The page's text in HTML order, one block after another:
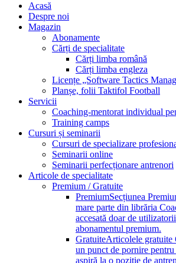
Acasă
Despre noi
Magazin
Abonamente
Cărți de specialitate
Cărți limba română
Cărți limba engleza
Licențe „Software Tactics
Planșe, folii Taktifol Football
Servicii
Coaching-mentorat individual
Training camps
Cursuri și seminarii
Cursuri de specializare
Seminarii online
Seminarii perfecționare antrenori
Articole de specialitate
Premium / Gratuite
PremiumSecțiunea
mare parte din librăria
accesată doar de
abonamentul premium.
GratuiteArticolele gratuite
un punct de pornire pentru
aspiră la o poziție de